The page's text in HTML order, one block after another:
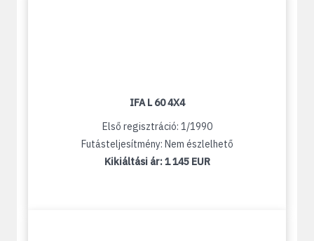
IFA L 60 4X4
Első regisztráció: 1/1990
Futásteljesítmény: Nem észlelhető
Kikiáltási ár:1 145 EUR